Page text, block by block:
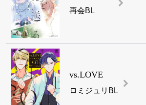
再会BL
vs.LOVE
ロミジュリBL